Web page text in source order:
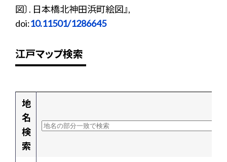
図〕. 日本橋北神田浜町絵図』,
doi:10.11501/1286645
江戸マップ検索
地
名
検
索